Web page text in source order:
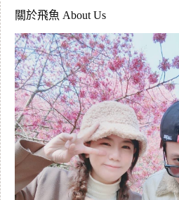
關於飛魚 About Us